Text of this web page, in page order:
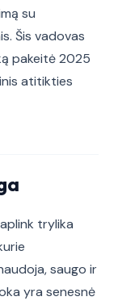
su
Šis vadovas
pakeitė 2025
atitikties
trylika
saugo ir
yra senesnė